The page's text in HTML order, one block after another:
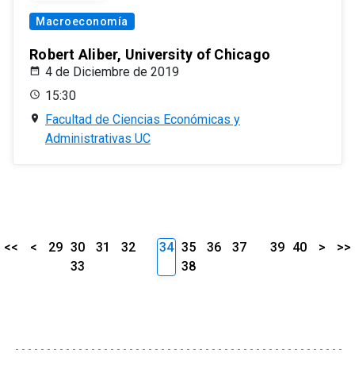
Macroeconomía
Robert Aliber, University of Chicago
4 de Diciembre de 2019
15:30
Facultad de Ciencias Económicas y
Administrativas UC
<< < 29 30 31
32
33
34 35 36
37
38
39 40 > >>